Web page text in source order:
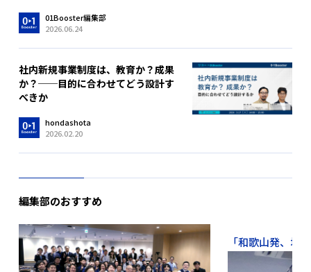
01Booster編集部
2026.06.24
社内新規事業制度は、教育か？成果
か？──目的に合わせてどう設計す
べきか
hondashota
2026.02.20
編集部のおすすめ
「和歌山発、地